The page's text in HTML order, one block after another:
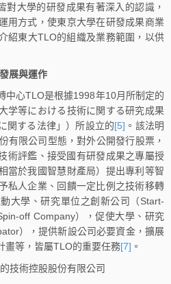
對大學的研發成果有著深入的認識，
用方式，使東京大學在研發成果商業
紹東大TLO的組織及業務範圍，以供
展與運作
心TLO是根據1998年10月所制定的
学等における技術に関する研究成果
関する法律」）所設立的[5] 。該法明
有限公司型態，對外公開發行股票，
術評鑑、接受國有研發成果之專屬授
當於我國智慧財產局）提出專利等智
私人企業、回饋一定比例之技術移轉
大學、研究單位之創新公司（Start-
off Company），促使大學、研究
），提供新設公司必要資金，擴展
畫等，皆屬TLO的重要任務[7] 。
技術控股股份有限公司